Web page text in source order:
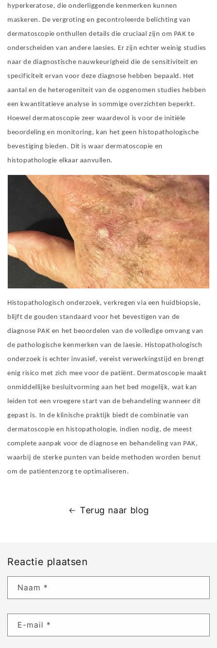
hyperkeratose, die onderliggende kenmerken kunnen
maskeren. De vergroting en gecontroleerde belichting van
dermatoscopie onthullen details die cruciaal zijn om PAK te
onderscheiden van andere laesies. Er zijn echter weinig studies
naar de diagnostische nauwkeurigheid die de sensitiviteit en
specificiteit ervan voor deze diagnose hebben bepaald. Het
aantal en de heterogeniteit van de opgenomen studies hebben
een kwantitatieve analyse in sommige overzichten beperkt.
Hoewel dermatoscopie zeer waardevol is voor de initiële
beoordeling en monitoring, kan het geen histopathologische
bevestiging bieden. Dit is waar dermatoscopie en
histopathologie elkaar aanvullen.
Histopathologisch onderzoek, verkregen via een huidbiopsie,
blijft de gouden standaard voor het bevestigen van de
diagnose PAK en het beoordelen van de volledige omvang van
de pathologische kenmerken van de laesie. Histopathologisch
onderzoek is echter invasief, vereist verwerkingstijd en brengt
enig risico met zich mee voor de patiënt. Dermatoscopie maakt
onmiddellijke besluitvorming aan het bed mogelijk, wat kan
leiden tot een vroegere start van de behandeling wanneer dit
gepast is. In de klinische praktijk biedt de combinatie van
dermatoscopie en histopathologie, indien nodig, de meest
complete aanpak voor de diagnose en behandeling van PAK,
waarbij de sterke punten van beide methoden worden benut
om de patiëntenzorg te optimaliseren.
Terug naar blog
Reactie plaatsen
Naam *
E-mail *